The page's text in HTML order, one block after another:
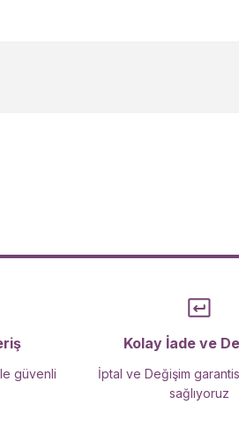
güvenli
Kolay İade ve
İptal ve Değişim
sağlıyoruz